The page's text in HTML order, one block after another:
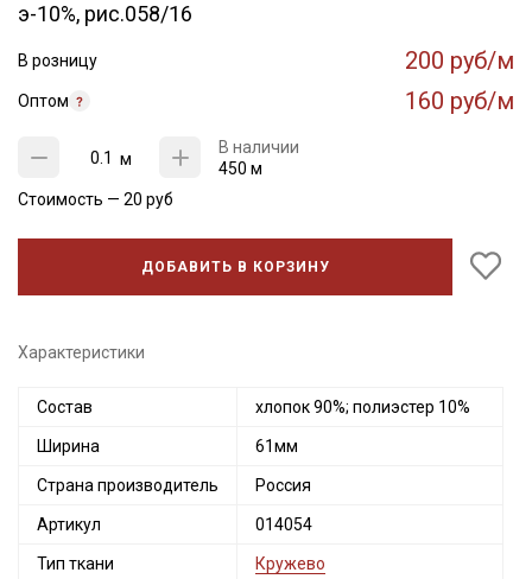
э-10%, рис.058/16
В розницу 200 руб/м
Оптом 160 руб/м
м
В наличии
450 м
Стоимость — 20 руб
ДОБАВИТЬ В КОРЗИНУ
Характеристики
Состав хлопок 90%; полиэстер 10%
Ширина 61мм
Страна производитель Россия
Артикул 014054
Тип ткани Кружево